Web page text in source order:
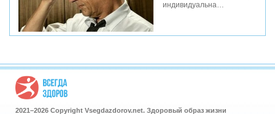
индивидуальна…
2021–2026 Copyright Vsegdazdorov.net. Здоровый образ жизни